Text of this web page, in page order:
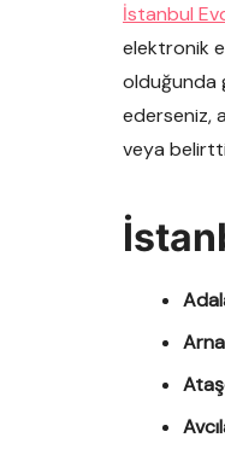
İstanbul
elektronik
olduğunda
ederseniz,
veya